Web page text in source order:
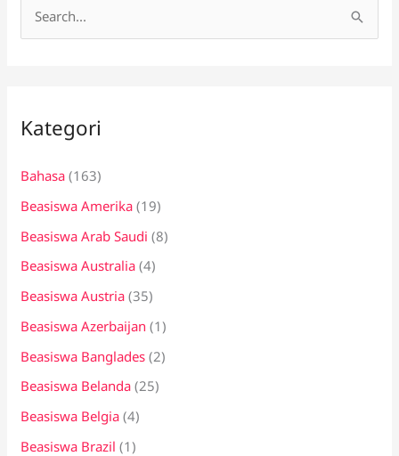
u
t
u
k
:
Kategori
Bahasa (163)
Beasiswa Amerika (19)
Beasiswa Arab Saudi (8)
Beasiswa Australia (4)
Beasiswa Austria (35)
Beasiswa Azerbaijan (1)
Beasiswa Banglades (2)
Beasiswa Belanda (25)
Beasiswa Belgia (4)
Beasiswa Brazil (1)